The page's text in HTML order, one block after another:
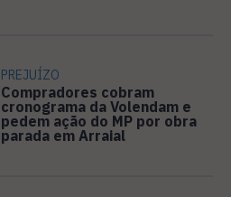
PREJUÍZO
Compradores cobram
cronograma da Volendam e
pedem ação do MP por obra
parada em Arraial